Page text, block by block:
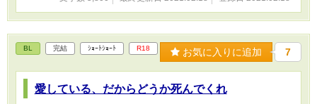
BL 完結 ｼｮｰﾄｼｮｰﾄ R18 お気に入りに追加 7
愛している、だからどうか死んでくれ